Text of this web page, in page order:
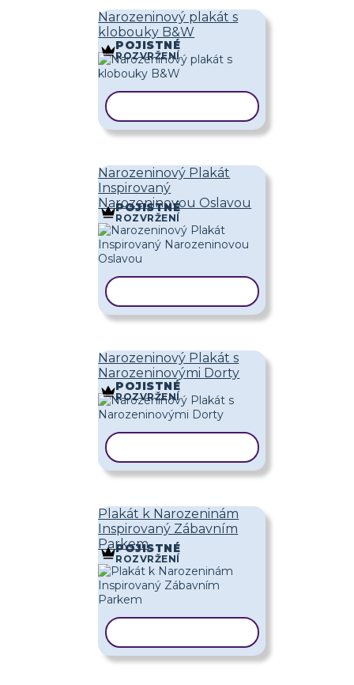
Narozeninový plakát s
klobouky B&W
POJISTNÉ
ROZVRŽENÍ
Narozeninový Plakát
Inspirovaný
Narozeninovou Oslavou
POJISTNÉ
ROZVRŽENÍ
Narozeninový Plakát s
Narozeninovými Dorty
POJISTNÉ
ROZVRŽENÍ
Plakát k Narozeninám
Inspirovaný Zábavním
Parkem
POJISTNÉ
ROZVRŽENÍ